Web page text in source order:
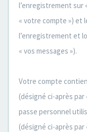
l’enregistrement sur
« votre compte ») et
l’enregistrement et
« vos messages »).
Votre compte
(désigné ci-après
passe personnel
(désigné ci-après